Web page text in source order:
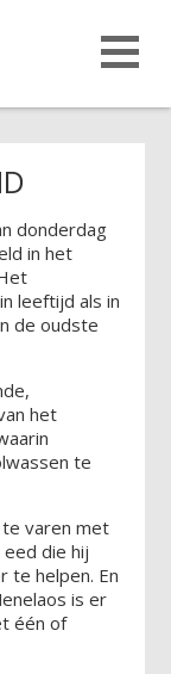
donderdag
in het
leeftijd als in
de oudste
het
te
te varen met
die hij
te helpen. En
is er
één of